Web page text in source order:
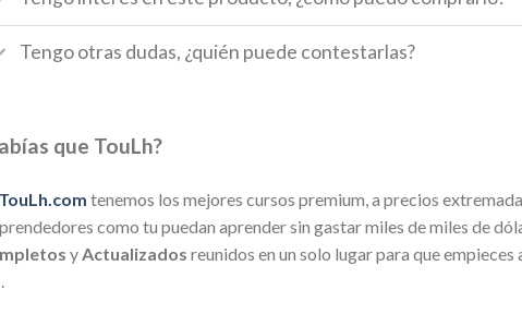
Tengo otras dudas, ¿quién puede contestarlas?
que TouLh?
tenemos los mejores cursos premium, a precios
como tu puedan aprender sin gastar miles de miles de
y Actualizados reunidos en un solo lugar para que empieces